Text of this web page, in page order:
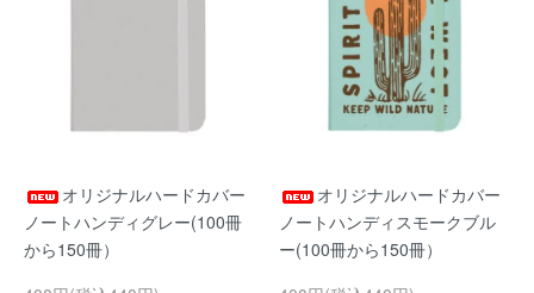
オリジナルハードカバー
ノートハンディグレー(100冊
から150冊）
オリジナルハードカバー
ノートハンディスモークブル
ー(100冊から150冊）